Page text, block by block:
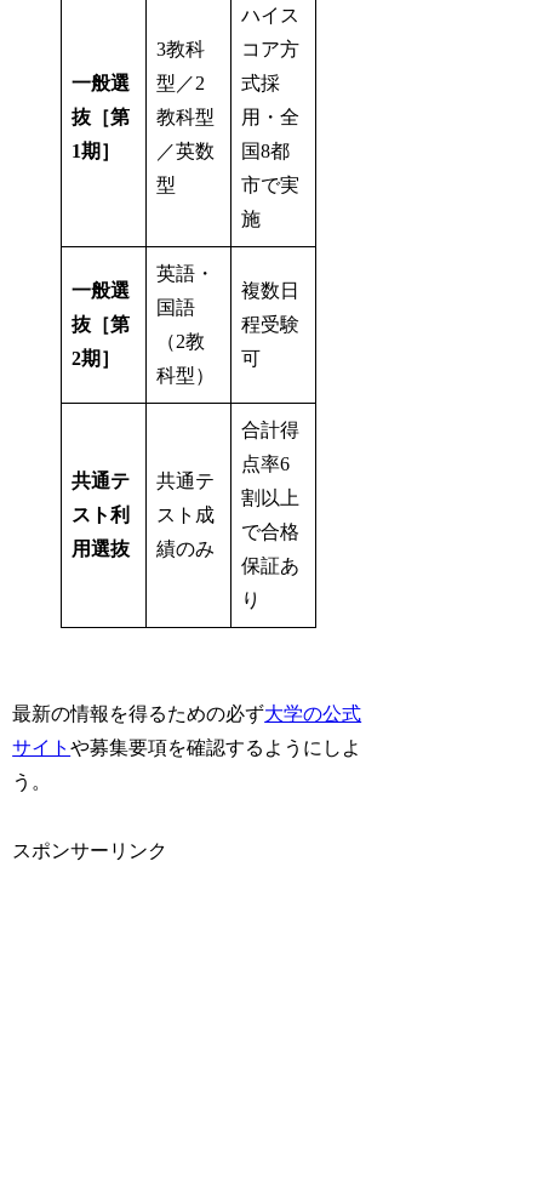
一般選
抜［第
1期］
3教科
型／2
教科型
／英数
型
ハイス
コア方
式採
用・全
国8都
市で実
施
一般選
抜［第
2期］
英語・
国語
（2教
科型）
複数日
程受験
可
共通テ
スト利
用選抜
共通テ
スト成
績のみ
合計得
点率6
割以上
で合格
保証あ
り
最新の情報を得るための必ず大学の公式
サイトや募集要項を確認するようにしよ
う。
スポンサーリンク